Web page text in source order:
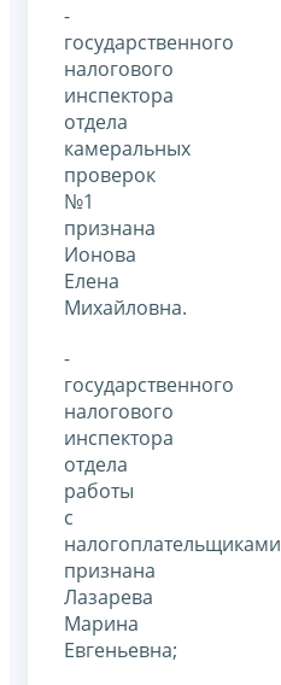
-
государственного
налогового
инспектора
отдела
камеральных
проверок
№1
признана
Ионова
Елена
Михайловна.
-
государственного
налогового
инспектора
отдела
работы
с
налогоплательщиками
признана
Лазарева
Марина
Евгеньевна;